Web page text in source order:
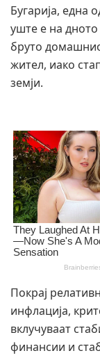
Бугарија, една
уште е на
бруто
жител, иако
земји.
Покрај
инфлација,
вклучуваат
финансии и